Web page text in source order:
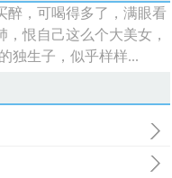
，可喝得多了，满眼看
恨自己这么个大美女，
生子，似乎样样...